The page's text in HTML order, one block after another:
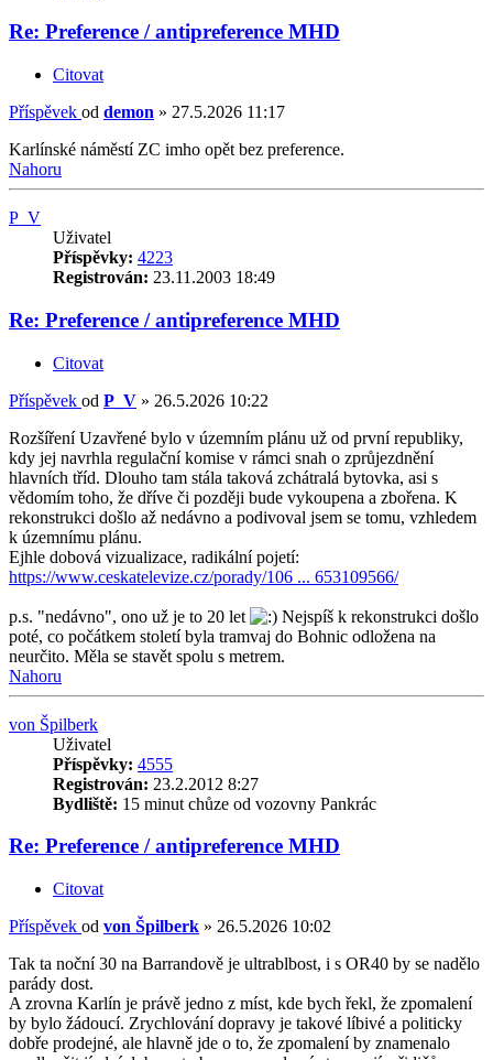
Re: Preference / antipreference MHD
Citovat
Příspěvek od demon » 27.5.2026 11:17
Karlínské náměstí ZC imho opět bez preference.
Nahoru
P_V
Uživatel
Příspěvky: 4223
Registrován: 23.11.2003 18:49
Re: Preference / antipreference MHD
Citovat
Příspěvek od P_V » 26.5.2026 10:22
Rozšíření Uzavřené bylo v územním plánu už od první republiky,
kdy jej navrhla regulační komise v rámci snah o zprůjezdnění
hlavních tříd. Dlouho tam stála taková zchátralá bytovka, asi s
vědomím toho, že dříve či později bude vykoupena a zbořena. K
rekonstrukci došlo až nedávno a podivoval jsem se tomu, vzhledem
k územnímu plánu.
Ejhle dobová vizualizace, radikální pojetí:
https://www.ceskatelevize.cz/porady/106 ... 653109566/
p.s. "nedávno", ono už je to 20 let
Nejspíš k rekonstrukci došlo
poté, co počátkem století byla tramvaj do Bohnic odložena na
neurčito. Měla se stavět spolu s metrem.
Nahoru
von Špilberk
Uživatel
Příspěvky: 4555
Registrován: 23.2.2012 8:27
Bydliště: 15 minut chůze od vozovny Pankrác
Re: Preference / antipreference MHD
Citovat
Příspěvek od von Špilberk » 26.5.2026 10:02
Tak ta noční 30 na Barrandově je ultrablbost, i s OR40 by se nadělo
parády dost.
A zrovna Karlín je právě jedno z míst, kde bych řekl, že zpomalení
by bylo žádoucí. Zrychlování dopravy je takové líbivé a politicky
dobře prodejné, ale hlavně jde o to, že zpomalení by znamenalo